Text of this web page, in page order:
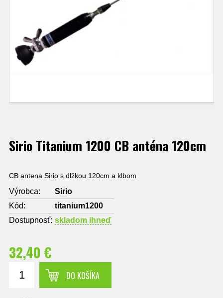
Sirio Titanium 1200 CB anténa 120cm
CB antena Sirio s dlžkou 120cm a klbom
Výrobca:
Sirio
Kód:
titanium1200
Dostupnosť: skladom ihneď
32,40 €
DO KOŠÍKA